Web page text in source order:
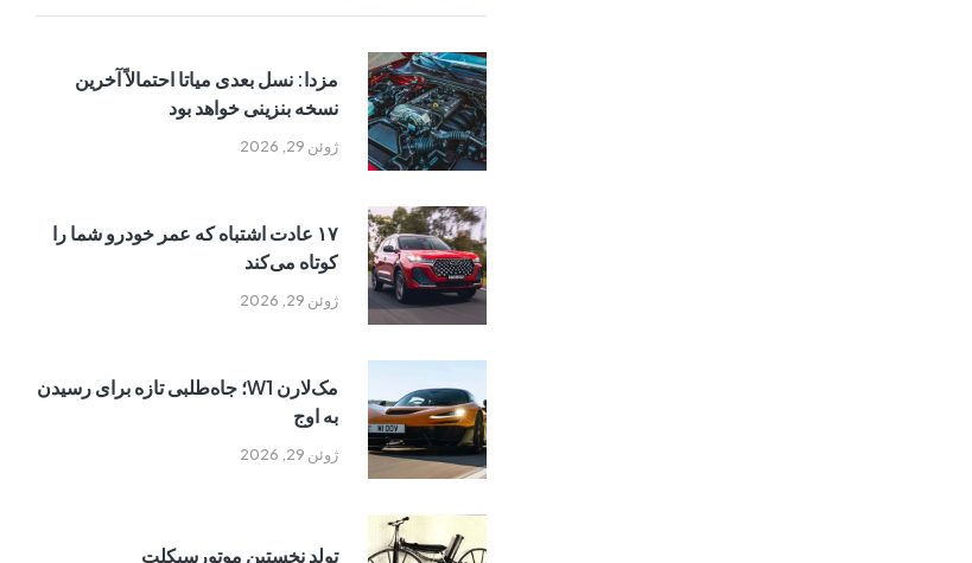
ژوئن 29, 2026
مزدا: نسل بعدی میاتا احتمالاً آخرین
نسخه بنزینی خواهد بود
ژوئن 29, 2026
۱۷ عادت اشتباه که عمر خودرو شما را
کوتاه می‌کند
ژوئن 29, 2026
مک‌لارن W1؛ جاه‌طلبی تازه برای رسیدن
به اوج
تولد نخستین موتورسیکلت